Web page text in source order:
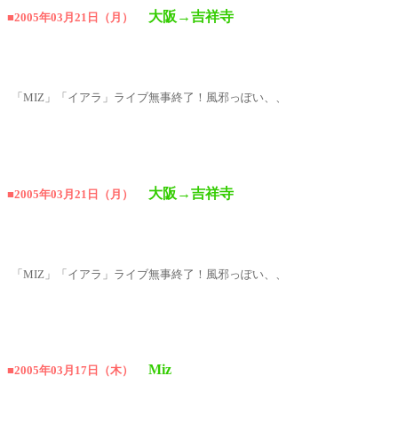
■2005年03月21日（月） 大阪→吉祥寺
「MIZ」「イアラ」ライブ無事終了！風邪っぽい、、
■2005年03月21日（月） 大阪→吉祥寺
「MIZ」「イアラ」ライブ無事終了！風邪っぽい、、
■2005年03月17日（木） Miz